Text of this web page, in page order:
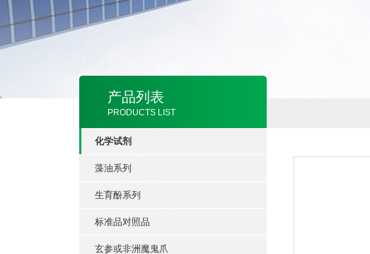
产品列表
PRODUCTS LIST
化学试剂
藻油系列
生育酚系列
标准品对照品
玄参或非洲魔鬼爪